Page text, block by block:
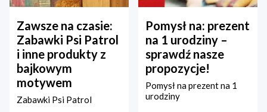
Zawsze na czasie:
Zabawki Psi Patrol
i inne produkty z
bajkowym
motywem
Zabawki Psi Patrol
Pomysł na: prezent
na 1 urodziny –
sprawdź nasze
propozycje!
Pomysł na prezent na 1
urodziny